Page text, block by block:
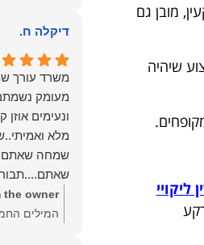
מובן גם
שיהיה
ליקויי
דיקלה ח.
משרד עורך
מעומק
ונעימים
מלא
שמחה שאתם
🙂😘💓
owner:
המילים